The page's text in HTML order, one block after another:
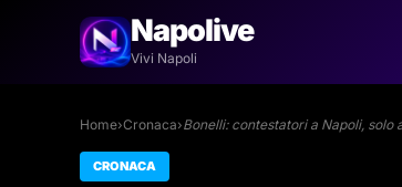
Napolive
Vivi Napoli
Home›Cronaca›Bonelli: contestatori a Napoli, solo
CRONACA